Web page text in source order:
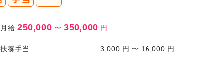
月給 250,000 〜 350,000 円
扶養手当 3,000 円 〜 16,000 円